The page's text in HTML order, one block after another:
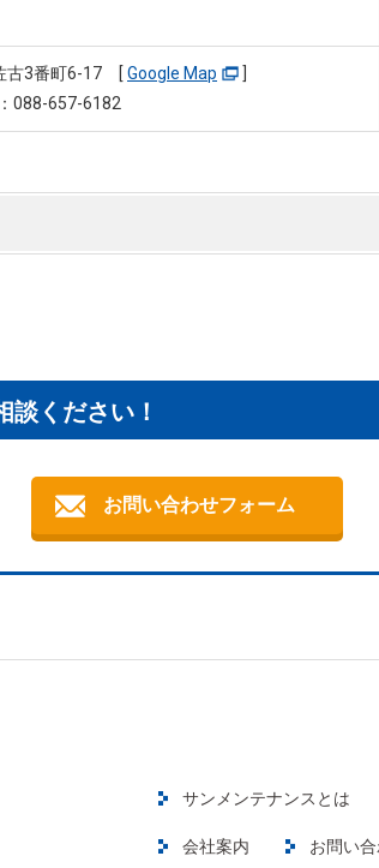
古3番町6-17 [ Google Map
088-657-6182
談ください！
お問い合わせフォーム
サンメンテナンスとは
会社案内 お問い